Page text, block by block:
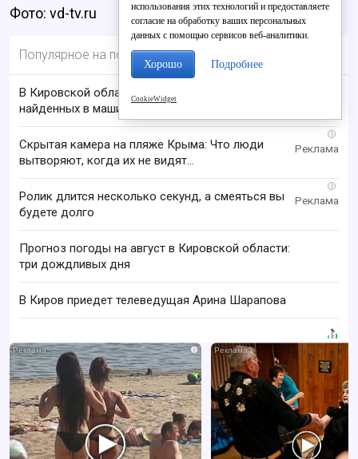
Фото: vd-tv.ru
Популярное на портале
В Кировской области проверяют гибель супругов,
найденных в машине в Вятке
i
Скрытая камера на пляже Крыма: Что люди
вытворяют, когда их не видят...
i
Ролик длится несколько секунд, а смеяться вы
будете долго
Прогноз погоды на август в Кировской области:
три дождливых дня
В Киров приедет телеведущая Арина Шарапова
i
использования этих технологий и предоставляете
согласие на обработку ваших персональных
данных с помощью сервисов веб-аналитики.
Хорошо Подробнее
CookieWidget